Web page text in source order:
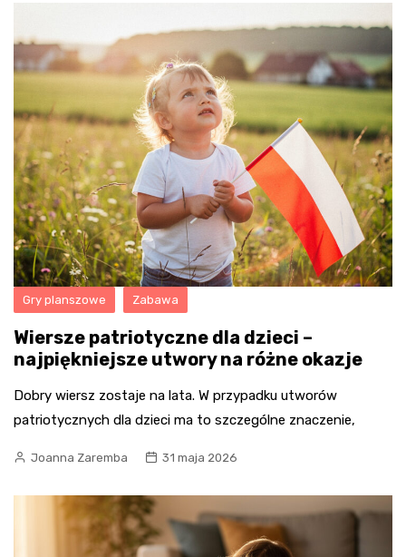
Gry planszowe Zabawa
Wiersze patriotyczne dla dzieci –
najpiękniejsze utwory na różne okazje
Dobry wiersz zostaje na lata. W przypadku utworów
patriotycznych dla dzieci ma to szczególne znaczenie,
Joanna Zaremba 31 maja 2026